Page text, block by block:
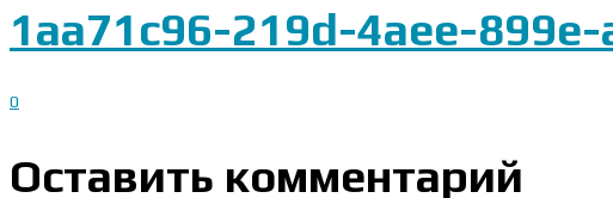
1aa71c96-219d-4aee-
0
Оставить комментарий